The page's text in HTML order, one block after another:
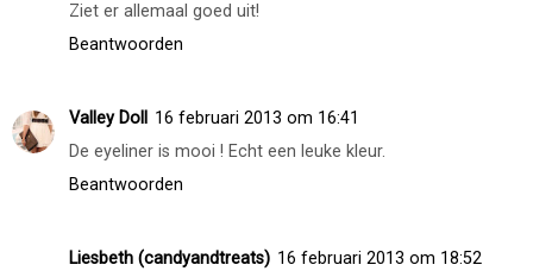
Ziet er allemaal goed uit!
Beantwoorden
Valley Doll
16 februari 2013 om 16:41
De eyeliner is mooi ! Echt een leuke kleur.
Beantwoorden
Liesbeth (candyandtreats) 16 februari 2013 om 18:52